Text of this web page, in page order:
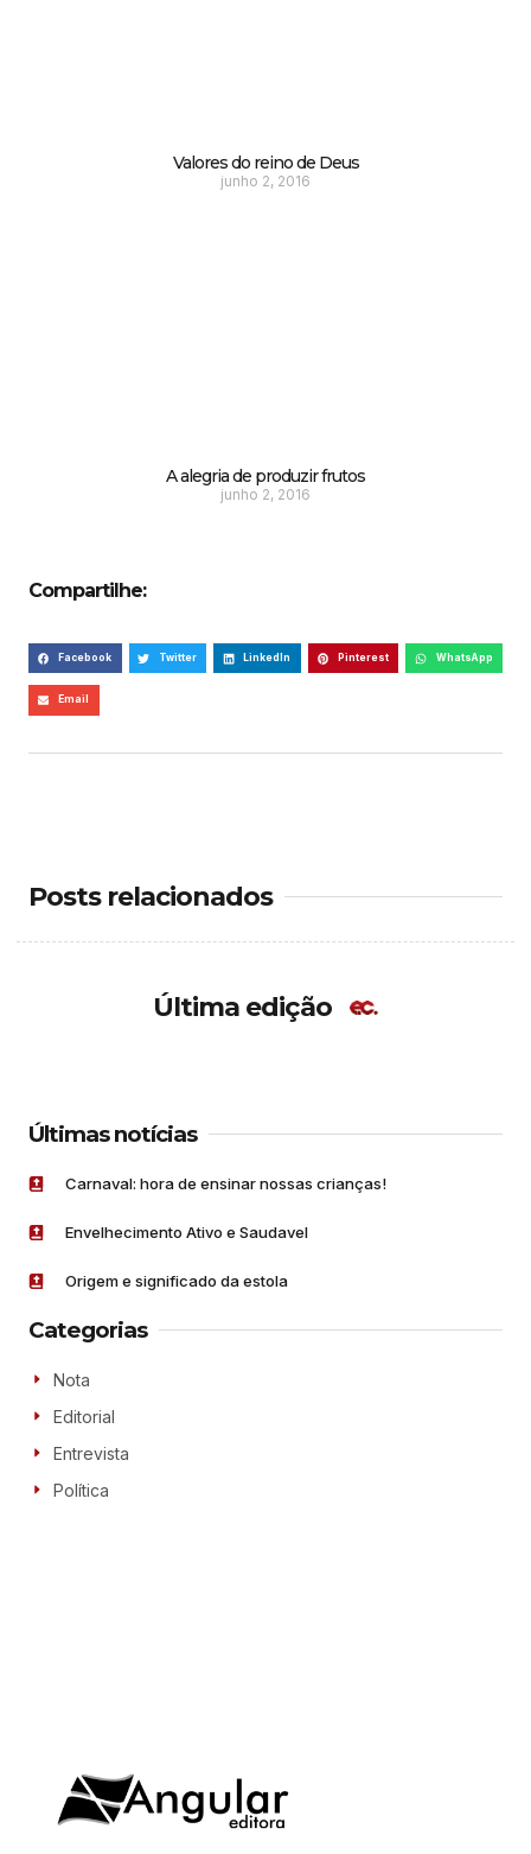
Valores do reino de Deus
junho 2, 2016
A alegria de produzir frutos
junho 2, 2016
Compartilhe:
Facebook Twitter LinkedIn Pinterest WhatsApp
Email
Posts relacionados
Última edição
Últimas notícias
Carnaval: hora de ensinar nossas crianças!
Envelhecimento Ativo e Saudavel
Origem e significado da estola
Categorias
Nota
Editorial
Entrevista
Política